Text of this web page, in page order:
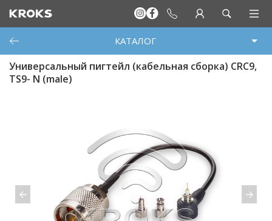
КАТАЛОГ
Универсальный пигтейл (кабельная сборка) CRC9,
TS9- N (male)